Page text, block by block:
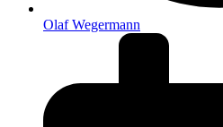
Olaf Wegermann